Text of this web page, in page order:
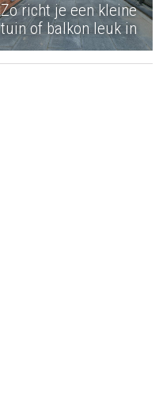
Zo richt je een kleine
tuin of balkon leuk in